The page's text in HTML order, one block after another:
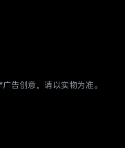
*广告创意，请以实物为准。